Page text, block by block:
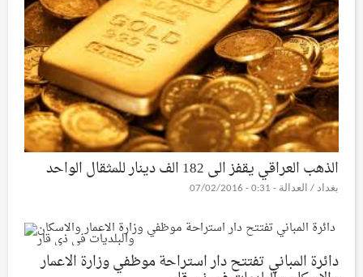
الذهب العراقي يقفز الى 182 الف دينار للمثقال الواحد
بغداد / العدالة - 0:31 - 07/02/2016
دائرة المباني تفتتح دار استراحة موظفي وزارة الاعمار